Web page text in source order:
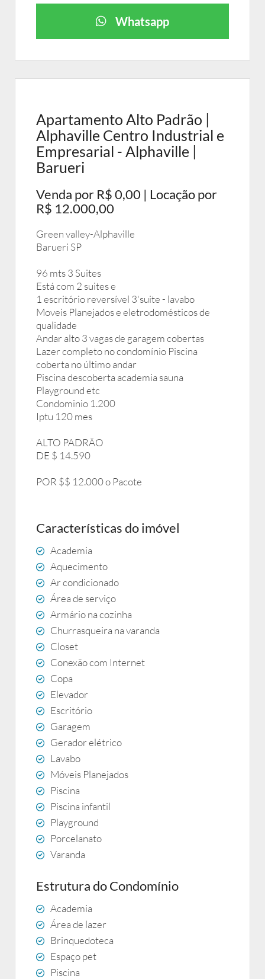
Whatsapp
Apartamento Alto Padrão |
Alphaville Centro Industrial e
Empresarial - Alphaville |
Barueri
Venda por R$ 0,00 | Locação por
R$ 12.000,00
Green valley-Alphaville
Barueri SP
96 mts 3 Suites
Está com 2 suites e
1 escritório reversível 3'suite - lavabo
Moveis Planejados e eletrodomésticos de
qualidade
Andar alto 3 vagas de garagem cobertas
Lazer completo no condomínio Piscina
coberta no último andar
Piscina descoberta academia sauna
Playground etc
Condominio 1.200
Iptu 120 mes
ALTO PADRÃO
DE $ 14.590
POR $$ 12.000 o Pacote
Características do imóvel
Academia
Aquecimento
Ar condicionado
Área de serviço
Armário na cozinha
Churrasqueira na varanda
Closet
Conexão com Internet
Copa
Elevador
Escritório
Garagem
Gerador elétrico
Lavabo
Móveis Planejados
Piscina
Piscina infantil
Playground
Porcelanato
Varanda
Estrutura do Condomínio
Academia
Área de lazer
Brinquedoteca
Espaço pet
Piscina